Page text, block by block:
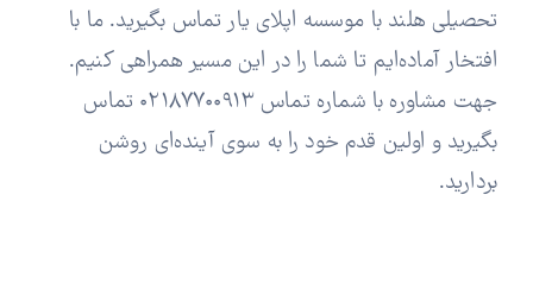
تحصیلی هلند با موسسه اپلای یار تماس بگیرید. ما با
افتخار آماده‌ایم تا شما را در این مسیر همراهی کنیم.
جهت مشاوره با شماره تماس ۰۲۱۸۷۷۰۰۹۱۳ تماس
بگیرید و اولین قدم خود را به سوی آینده‌ای روشن
بردارید.